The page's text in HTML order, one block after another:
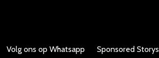
Volg ons op Whatsapp Sponsored Storys